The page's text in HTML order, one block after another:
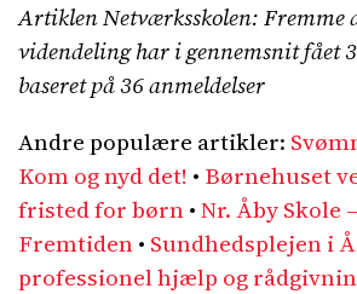
Artiklen Netværksskolen: Fremme
videndeling har i gennemsnit fået
baseret på36anmeldelser
Andre populære artikler:
Kom og nyd det! • Børnehuset
fristed for børn•Nr. Åby Skole
Fremtiden• Sundhedsplejen i
professionel hjælp og